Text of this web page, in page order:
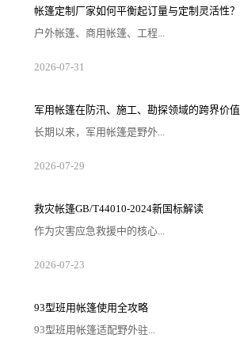
帐篷定制厂家如何平衡起订量与定制灵活性？
户外帐篷、商用帐篷、工程...
2026-07-31
军用帐篷在防汛、施工、勘探领域的跨界价值
长期以来，军用帐篷是野外...
2026-07-29
救灾帐篷GB/T44010-2024新国标解读
作为灾害应急救援中的核心...
2026-07-23
93型班用帐篷使用全攻略
93型班用帐篷适配野外驻...